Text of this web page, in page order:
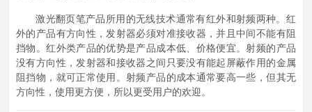
激光翻页笔产品所用的无线技术通常有红外和射频两种。红
外的产品有方向性，发射器必须对准接收器，并且中间不能有阻
挡物。红外类产品的优势是产品成本低、价格便宜。射频的产品
没有方向性，发射器和接收器之间只要没有能起屏蔽作用的金属
阻挡物，就可正常使用。射频产品的成本通常要高一些，但其无
方向性，使用更方便，所以更受用户的欢迎。